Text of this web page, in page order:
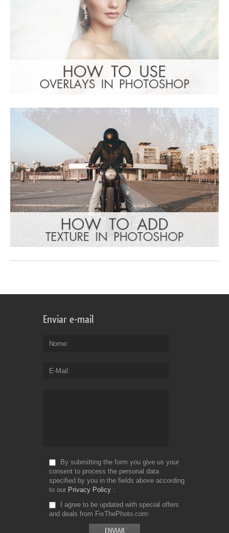
Enviar e-mail
Nome
E-Mail
By submitting the form you give us your
consent to process the personal data
specified by you in the fields above according
to our Privacy Policy
I agree to be updated with special offers
and deals from FixThePhoto.com